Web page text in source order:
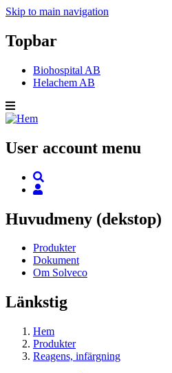
Skip to main navigation
Topbar
Biohospital AB
Helachem AB
User account menu
Huvudmeny (dekstop)
Produkter
Dokument
Om Solveco
Länkstig
Hem
Produkter
Reagens, infärgning